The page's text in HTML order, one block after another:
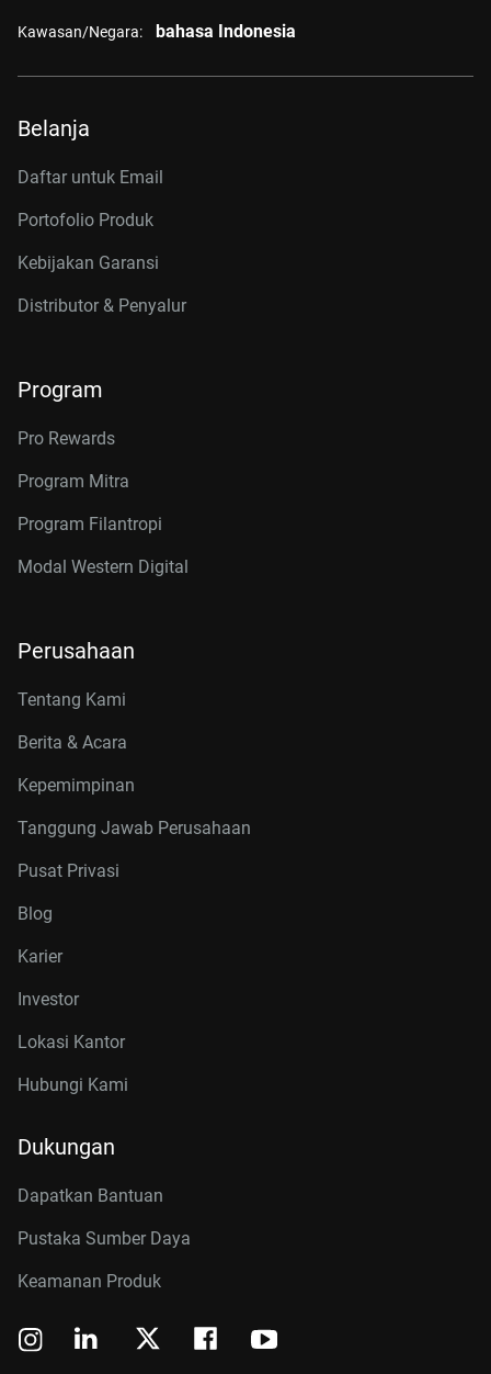
Kawasan/Negara: bahasa Indonesia
Belanja
Daftar untuk Email
Portofolio Produk
Kebijakan Garansi
Distributor & Penyalur
Program
Pro Rewards
Program Mitra
Program Filantropi
Modal Western Digital
Perusahaan
Tentang Kami
Berita & Acara
Kepemimpinan
Tanggung Jawab Perusahaan
Pusat Privasi
Blog
Karier
Investor
Lokasi Kantor
Hubungi Kami
Dukungan
Dapatkan Bantuan
Pustaka Sumber Daya
Keamanan Produk